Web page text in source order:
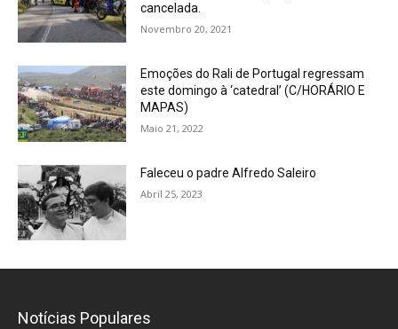
cancelada.
Novembro 20, 2021
Emoções do Rali de Portugal regressam
este domingo à ‘catedral’ (C/HORÁRIO E
MAPAS)
Maio 21, 2022
Faleceu o padre Alfredo Saleiro
Abril 25, 2023
Notícias Populares